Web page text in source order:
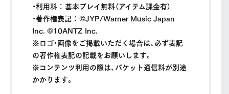
・利用料 ： 基本プレイ無料（アイテム課金有）
・著作権表記 ： ©JYP/Warner Music Japan
Inc. ©10ANTZ Inc.
※ロゴ・画像をご掲載いただく場合は、必ず表記
の著作権表記の記載をお願いします。
※コンテンツ利用の際は、パケット通信料が別途
かかります。